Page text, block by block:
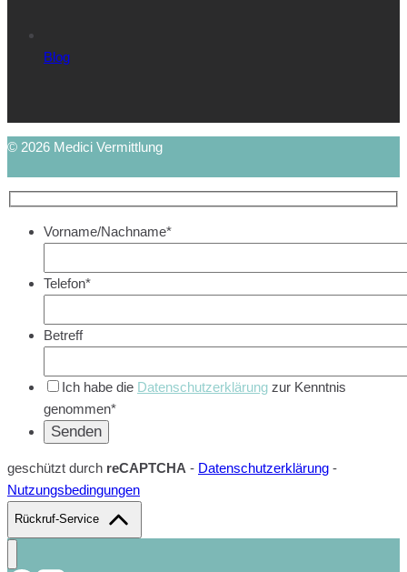
Blog
© 2026 Medici Vermittlung
Vorname/Nachname*
Telefon*
Betreff
Ich habe die Datenschutzerklärung zur Kenntnis
genommen*
geschützt durch reCAPTCHA - Datenschutzerklärung -
Nutzungsbedingungen
Rückruf-Service